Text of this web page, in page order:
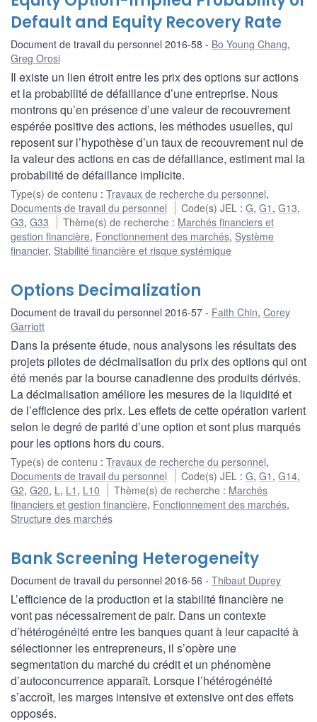
Default and Equity Recovery Rate
Document de travail du personnel 2016-58 Bo Young Chang,
Greg Orosi
Il existe un lien étroit entre les prix des options sur actions
et la probabilité de défaillance d’une entreprise. Nous
montrons qu’en présence d’une valeur de recouvrement
espérée positive des actions, les méthodes usuelles, qui
reposent sur l’hypothèse d’un taux de recouvrement nul de
la valeur des actions en cas de défaillance, estiment mal la
probabilité de défaillance implicite.
Type(s) de contenu : Travaux de recherche du personnel,
Documents de travail du personnel
Code(s) JEL :G,G1 ,G13,
G3, G33 Thème(s) de recherche : Marchés financiers et
gestion financière, Fonctionnement des marchés, Système
financier, Stabilité financière et risque systémique
Options Decimalization
Document de travail du personnel 2016-57 Faith Chin, Corey
Garriott
Dans la présente étude, nous analysons les résultats des
projets pilotes de décimalisation du prix des options qui ont
été menés par la bourse canadienne des produits dérivés.
La décimalisation améliore les mesures de la liquidité et
de l’efficience des prix. Les effets de cette opération varient
selon le degré de parité d’une option et sont plus marqués
pour les options hors du cours.
Type(s) de contenu : Travaux de recherche du personnel,
Documents de travail du personnel
Code(s) JEL :G,G1 ,G14,
G2, G20, L , L1 , L10 Thème(s) de recherche : Marchés
financiers et gestion financière, Fonctionnement des marchés,
Structure des marchés
Bank Screening Heterogeneity
Document de travail du personnel 2016-56 Thibaut Duprey
L’efficience de la production et la stabilité financière ne
vont pas nécessairement de pair. Dans un contexte
d’hétérogénéité entre les banques quant à leur capacité à
sélectionner les entrepreneurs, il s’opère une
segmentation du marché du crédit et un phénomène
d’autoconcurrence apparaît. Lorsque l’hétérogénéité
s’accroît, les marges intensive et extensive ont des effets
opposés.